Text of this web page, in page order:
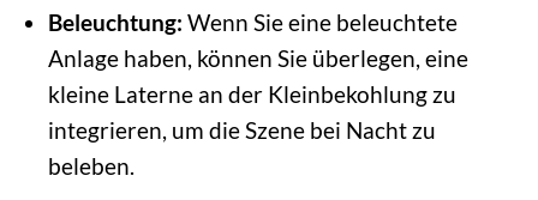
Beleuchtung: Wenn Sie eine beleuchtete
Anlage haben, können Sie überlegen, eine
kleine Laterne an der Kleinbekohlung zu
integrieren, um die Szene bei Nacht zu
beleben.